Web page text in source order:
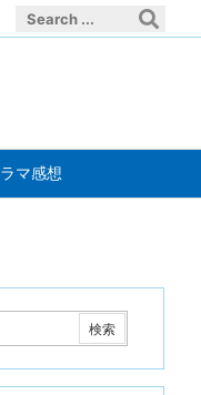
ラマ感想